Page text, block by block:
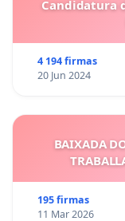
Candidatura
4 194 firmas
20 Jun 2024
BAIXADA
195 firmas
11 Mar 2026